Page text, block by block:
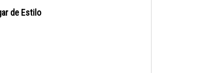
de Estilo